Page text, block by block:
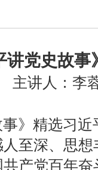
讲党史故
主讲人：李
精选习近
至深、思
产党百年